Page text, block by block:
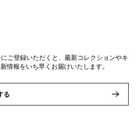
にご登録いただくと、最新コレクションやキ
情報をいち早くお届けいたします。
る